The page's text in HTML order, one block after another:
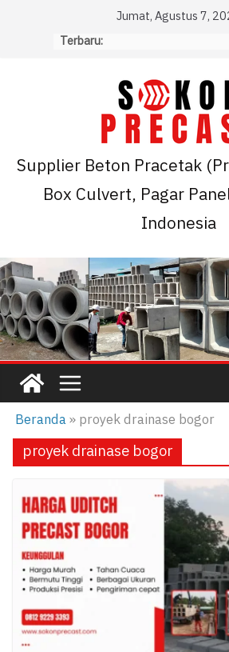
Jumat, Agustus 7,
Terbaru:
Supplier Beton Pracetak
Box Culvert, Pagar
Indonesia
Beranda» proyek drainase bogor
proyek drainase bogor